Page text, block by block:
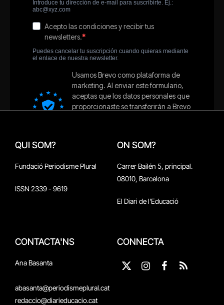
QUI SOM?
Fundació Periodisme Plural
ISSN 2339 - 9619
ON SOM?
Carrer Bailén 5, principal.
08010, Barcelona
El Diari de l'Educació
CONTACTA'NS
Ana Basanta
abasanta@periodismeplural.cat
redaccio@diarieducacio.cat
CONNECTA
X
Instagram
Facebook
RSS